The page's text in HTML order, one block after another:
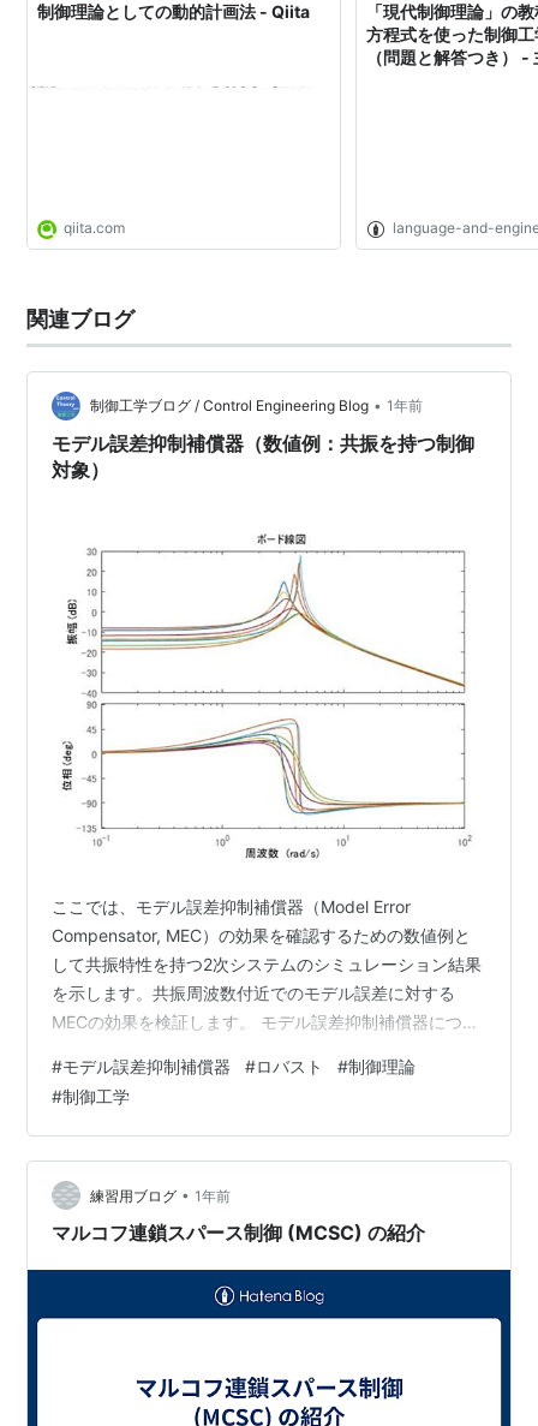
制御理論としての動的計画法 - Qiita
qiita.com
「現代制御理論」の
方程式を使った制御
（問題と解答つき）
language-and-
関連ブログ
制御工学ブログ / Control Engineering Blog • 1年前
モデル誤差抑制補償器（数値例：共振を持つ制御
対象）
ここでは、モデル誤差抑制補償器（Model Error
Compensator, MEC）の効果を確認するための数値例と
して共振特性を持つ2次システムのシミュレーション結果
を示します。共振周波数付近でのモデル誤差に対する
MECの効果を検証します。 モデル誤差抑制補償器につい
theory.com 制御対象と問題設定 制御対象の周波数特性
MECなしの場合 MATLABシミュレーションコード まとめ
関連記事 自己紹介 制御対象と問題設定 ここでは、制御
対象として次の共振特性を持つ対象を扱います。 ここ
で、本記事ではとし、の取りうる範囲…
#モデル誤差抑制補償器 #ロバスト #制御理論
#制御工学
練習用ブログ • 1年前
マルコフ連鎖スパース制御 (MCSC) の紹介